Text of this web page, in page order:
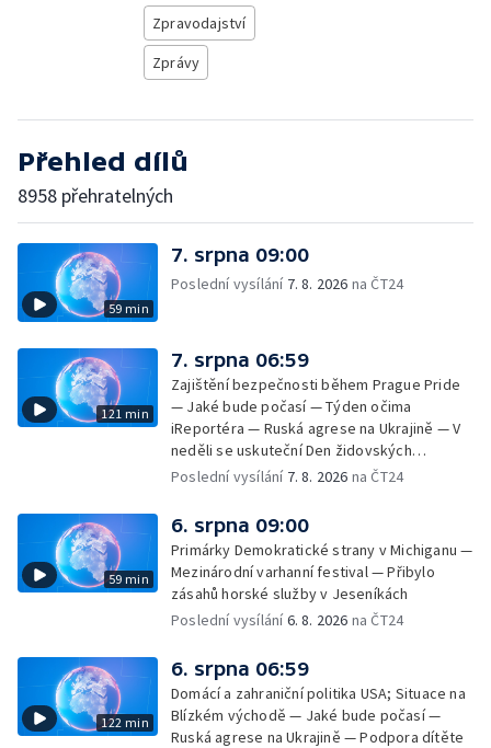
Zpravodajství
Zprávy
Přehled dílů
8958 přehratelných
59 min
7. srpna 09:00
Poslední vysílání 7. 8. 2026 na ČT24
121 min
7. srpna 06:59
Zajištění bezpečnosti během Prague Pride
— Jaké bude počasí — Týden očima
iReportéra — Ruská agrese na Ukrajině — V
neděli se uskuteční Den židovských
památek — Vila Tugendhat slaví 25 let na
atletice 2026 — Výzkum: epidemie digitálních
závislostí je mýtus — Demolice vyhořelé
výškové budovy ve Zlíně
Poslední vysílání 7. 8. 2026 na ČT24
59 min
6. srpna 09:00
Primárky Demokratické strany v Michiganu —
Mezinárodní varhanní festival — Přibylo
zásahů horské služby v Jeseníkách
Poslední vysílání6. 8. 2026 na ČT24
122 min
6. srpna 06:59
Domácí a zahraniční politika USA; Situace na
Blízkém východě — Jaké bude počasí —
Ruská agrese na Ukrajině — Podpora dítěte